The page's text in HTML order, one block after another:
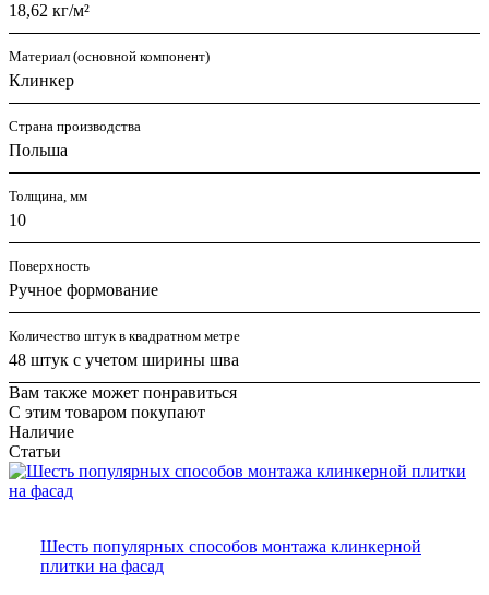
18,62 кг/м²
Материал (основной компонент)
Клинкер
Страна производства
Польша
Толщина, мм
10
Поверхность
Ручное формование
Количество штук в квадратном метре
48 штук с учетом ширины шва
Вам также может понравиться
С этим товаром покупают
Наличие
Статьи
Шесть популярных способов монтажа клинкерной
плитки на фасад